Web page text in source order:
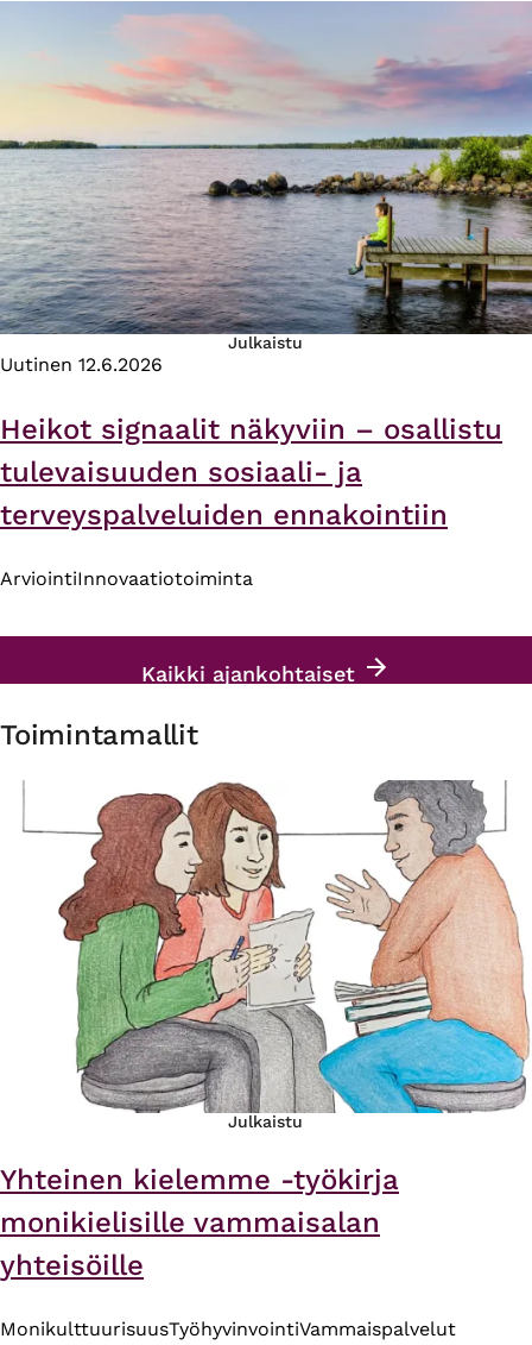
Julkaistu
Uutinen 12.6.2026
Heikot signaalit näkyviin – osallistu
tulevaisuuden sosiaali- ja
terveyspalveluiden ennakointiin
ArviointiInnovaatiotoiminta
Kaikki ajankohtaiset
Toimintamallit
Julkaistu
Yhteinen kielemme -työkirja
monikielisille vammaisalan
yhteisöille
MonikulttuurisuusTyöhyvinvointiVammaispalvelut